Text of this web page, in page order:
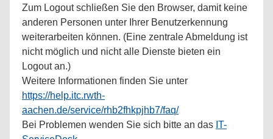
Zum Logout schließen Sie den Browser, damit keine
anderen Personen unter Ihrer Benutzerkennung
weiterarbeiten können. (Eine zentrale Abmeldung ist
nicht möglich und nicht alle Dienste bieten ein
Logout an.)
Weitere Informationen finden Sie unter
https://help.itc.rwth-
aachen.de/service/rhb2fhkpjhb7/faq/
Bei Problemen wenden Sie sich bitte an das IT-